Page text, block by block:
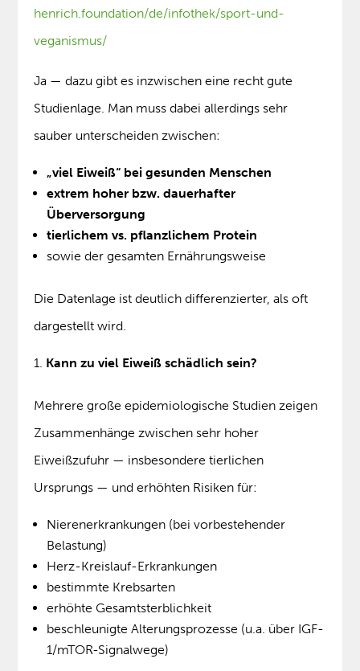
henrich.foundation/de/infothek/sport-und-
veganismus/
Ja — dazu gibt es inzwischen eine recht gute
Studienlage. Man muss dabei allerdings sehr
sauber unterscheiden zwischen:
„viel Eiweiß“ bei gesunden Menschen
extrem hoher bzw. dauerhafter
Überversorgung
tierlichem vs. pflanzlichem Protein
sowie der gesamten Ernährungsweise
Die Datenlage ist deutlich differenzierter, als oft
dargestellt wird.
Kann zu viel Eiweiß schädlich sein?
Mehrere große epidemiologische Studien zeigen
Zusammenhänge zwischen sehr hoher
Eiweißzufuhr — insbesondere tierlichen
Ursprungs — und erhöhten Risiken für:
Nierenerkrankungen (bei vorbestehender
Belastung)
Herz-Kreislauf-Erkrankungen
bestimmte Krebsarten
erhöhte Gesamtsterblichkeit
beschleunigte Alterungsprozesse (u.a. über IGF-
1/mTOR-Signalwege)